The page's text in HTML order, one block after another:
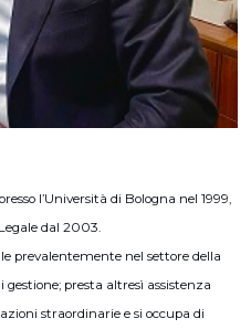
l’Università di Bologna nel 1999,
dal 2003.
prevalentemente nel settore della
presta altresì assistenza
straordinarie e si occupa di